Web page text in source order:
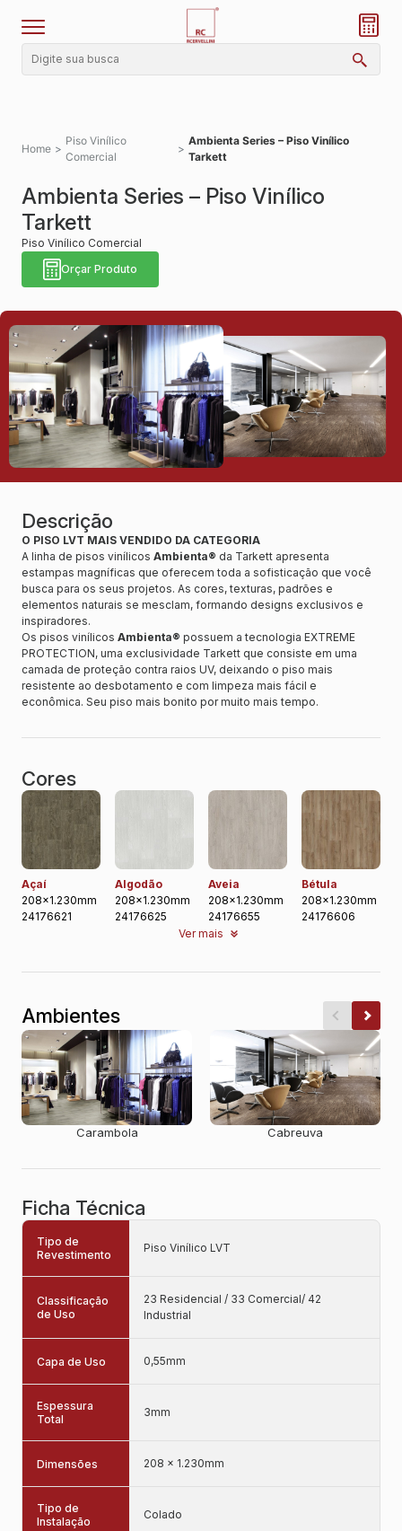
Home >
Piso Vinílico
Comercial
>
Ambienta Series – Piso Vinílico
Tarkett
Ambienta Series – Piso Vinílico
Tarkett
Piso Vinílico Comercial
Orçar Produto
Descrição
O PISO LVT MAIS VENDIDO DA CATEGORIA
A linha de pisos vinílicos Ambienta® da Tarkett apresenta
estampas magníficas que oferecem toda a sofisticação que você
busca para os seus projetos. As cores, texturas, padrões e
elementos naturais se mesclam, formando designs exclusivos e
inspiradores.
Os pisos vinílicos Ambienta® possuem a tecnologia EXTREME
PROTECTION, uma exclusividade Tarkett que consiste em uma
camada de proteção contra raios UV, deixando o piso mais
resistente ao desbotamento e com limpeza mais fácil e
econômica. Seu piso mais bonito por muito mais tempo.
Cores
Açaí
208x1.230mm
24176621
Algodão
208x1.230mm
24176625
Aveia
208x1.230mm
24176655
Bétula
208x1.230mm
24176606
Ver mais
Ambientes
Carambola Cabreuva
Ficha Técnica
Tipo de
Revestimento
Piso Vinílico LVT
Classificação
de Uso
23 Residencial / 33 Comercial/ 42
Industrial
Capa de Uso 0,55mm
Espessura
Total
3mm
Dimensões 208 x 1.230mm
Tipo de
Instalação
Colado